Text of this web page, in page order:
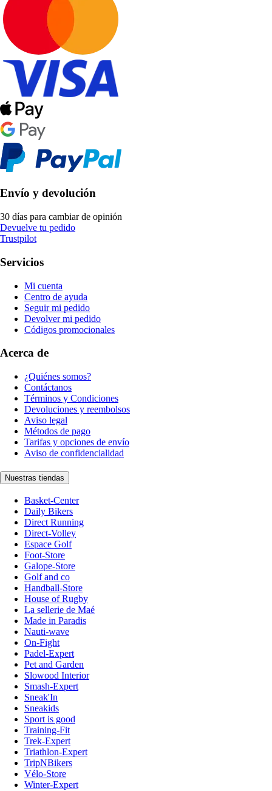
Envío y devolución
30 días para cambiar de opinión
Devuelve tu pedido
Trustpilot
Servicios
Mi cuenta
Centro de ayuda
Seguir mi pedido
Devolver mi pedido
Códigos promocionales
Acerca de
¿Quiénes somos?
Contáctanos
Términos y Condiciones
Devoluciones y reembolsos
Aviso legal
Métodos de pago
Tarifas y opciones de envío
Aviso de confidencialidad
Nuestras tiendas
Basket-Center
Daily Bikers
Direct Running
Direct-Volley
Espace Golf
Foot-Store
Galope-Store
Golf and co
Handball-Store
House of Rugby
La sellerie de Maé
Made in Paradis
Nauti-wave
On-Fight
Padel-Expert
Pet and Garden
Slowood Interior
Smash-Expert
Sneak'In
Sneakids
Sport is good
Training-Fit
Trek-Expert
Triathlon-Expert
TripNBikers
Vélo-Store
Winter-Expert